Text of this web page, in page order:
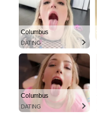
Columbus
DATING
Columbus
DATING